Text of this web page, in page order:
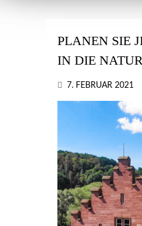
PLANEN SIE
IN DIE
7. FEBRUAR 2021